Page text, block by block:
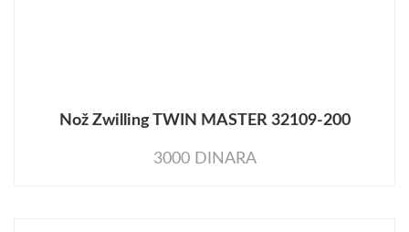
Nož Zwilling TWIN MASTER 32109-200
3000 DINARA